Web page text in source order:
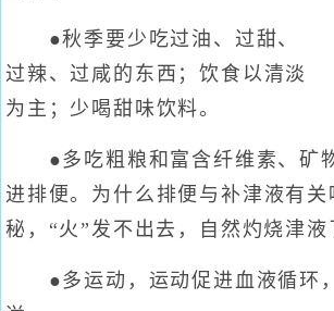
●秋季要少吃过油、过甜、
过辣、过咸的东西；饮食以清淡
为主；少喝甜味饮料。
●多吃粗粮和富含纤维素、矿
进排便。为什么排便与补津液有关
秘，“火”发不出去，自然灼烧津液
●多运动，运动促进血液循环